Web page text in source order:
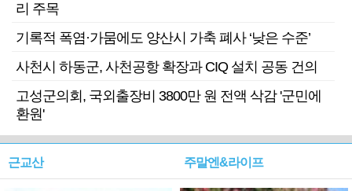
리 주목
기록적 폭염·가뭄에도 양산시 가축 폐사 ‘낮은 수준’
사천시 하동군, 사천공항 확장과 CIQ 설치 공동 건의
고성군의회, 국외출장비 3800만 원 전액 삭감 '군민에
환원'
근교산 주말엔&라이프